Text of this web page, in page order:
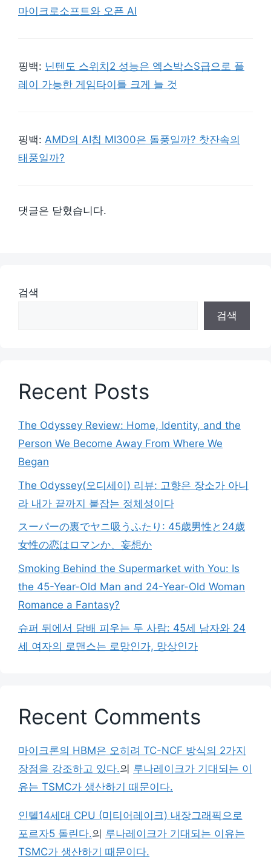
마이크로소프트와 오픈 AI
핑백: 닌텐도 스위치2 성능은 엑스박스S급으로 플
레이 가능한 게임타이틀 크게 늘 것
핑백: AMD의 AI칩 MI300은 돌풍일까? 찻잔속의
태풍일까?
댓글은 닫혔습니다.
검색
검색
Recent Posts
The Odyssey Review: Home, Identity, and the
Person We Become Away From Where We
Began
The Odyssey(오디세이) 리뷰: 고향은 장소가 아니
라 내가 끝까지 붙잡는 정체성이다
スーパーの裏でヤニ吸うふたり: 45歳男性と24歳
女性の恋はロマンか、妄想か
Smoking Behind the Supermarket with You: Is
the 45-Year-Old Man and 24-Year-Old Woman
Romance a Fantasy?
슈퍼 뒤에서 담배 피우는 두 사람: 45세 남자와 24
세 여자의 로맨스는 로망인가, 망상인가
Recent Comments
마이크론의 HBM은 오히려 TC-NCF 방식의 2가지
장점을 강조하고 있다.의 루나레이크가 기대되는 이
유는 TSMC가 생산하기 때문이다.
인텔14세대 CPU (미티어레이크) 내장그래픽으로
포르자5 돌린다.의 루나레이크가 기대되는 이유는
TSMC가 생산하기 때문이다.